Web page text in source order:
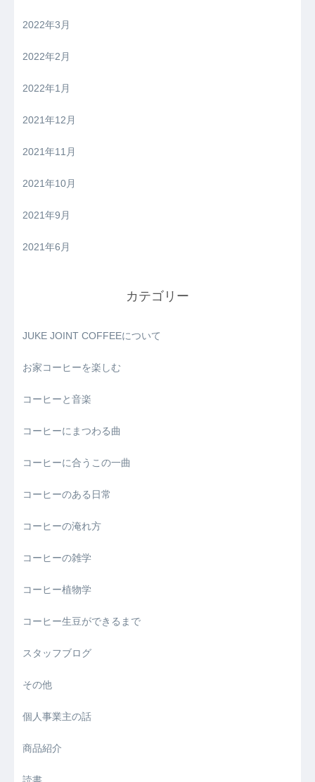
2022年3月
2022年2月
2022年1月
2021年12月
2021年11月
2021年10月
2021年9月
2021年6月
カテゴリー
JUKE JOINT COFFEEについて
お家コーヒーを楽しむ
コーヒーと音楽
コーヒーにまつわる曲
コーヒーに合うこの一曲
コーヒーのある日常
コーヒーの淹れ方
コーヒーの雑学
コーヒー植物学
コーヒー生豆ができるまで
スタッフブログ
その他
個人事業主の話
商品紹介